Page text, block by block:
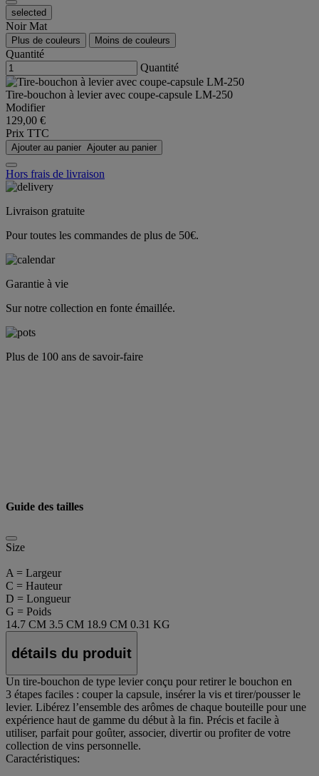
selected
Noir Mat
Plus de couleurs Moins de couleurs
Quantité
Quantité
Tire-bouchon à levier avec coupe-capsule LM-250
Modifier
129,00 €
Prix TTC
Ajouter au panier Ajouter au panier
Hors frais de livraison
Livraison gratuite
Pour toutes les commandes de plus de 50€.
Garantie à vie
Sur notre collection en fonte émaillée.
Plus de 100 ans de savoir-faire
Guide des tailles
Size
A = Largeur
C = Hauteur
D = Longueur
G = Poids
14.7 CM 3.5 CM 18.9 CM 0.31 KG
détails du produit
Un tire-bouchon de type levier conçu pour retirer le bouchon en
3 étapes faciles : couper la capsule, insérer la vis et tirer/pousser le
levier. Libérez l’ensemble des arômes de chaque bouteille pour une
expérience haut de gamme du début à la fin. Précis et facile à
utiliser, parfait pour goûter, associer, divertir ou profiter de votre
collection de vins personnelle.
Caractéristiques: